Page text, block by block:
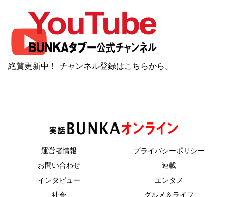
絶賛更新中！ チャンネル登録はこちらから。
運営者情報
プライバシーポリシー
お問い合わせ
連載
インタビュー
エンタメ
社会
グルメ＆ライフ